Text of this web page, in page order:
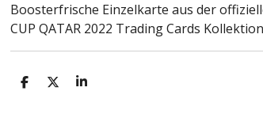
Boosterfrische Einzelkarte aus der
CUP QATAR 2022 Trading Cards
T
T
T